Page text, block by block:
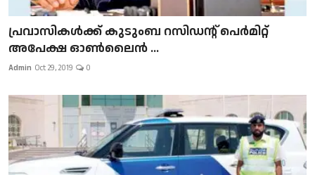
പ്രവാസികള്‍ക്ക് കുടുംബ റസിഡന്റ് പെർമിറ്റ്
അപേക്ഷ ഓൺലൈൻ ...
Admin Oct 29, 2019 0